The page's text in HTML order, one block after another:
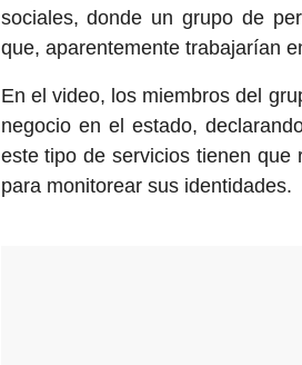
sociales, donde un grupo de
que, aparentemente trabajarían
En el video, los miembros del
negocio en el estado,
este tipo de servicios tienen que
para monitorear sus identidades.